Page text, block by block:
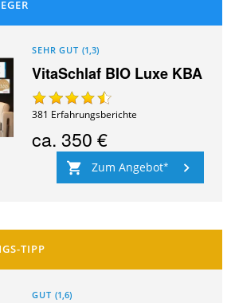
SEHR GUT (1,3)
VitaSchlaf BIO Luxe KBA
381 Erfahrungsberichte
ca.350 €
Zum Angebot
GUT (1,6)